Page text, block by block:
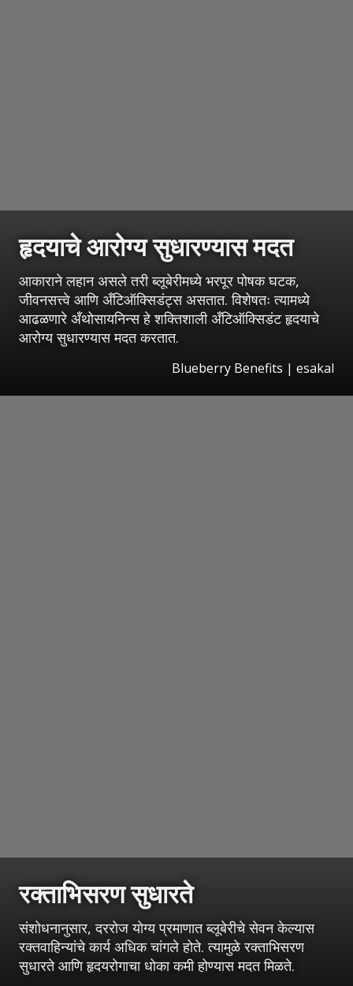
हृदयाचे आरोग्य सुधारण्यास मदत
आकाराने लहान असले तरी ब्लूबेरीमध्ये भरपूर पोषक घटक,
जीवनसत्त्वे आणि अँटिऑक्सिडंट्स असतात. विशेषतः त्यामध्ये
आढळणारे अँथोसायनिन्स हे शक्तिशाली अँटिऑक्सिडंट हृदयाचे
आरोग्य सुधारण्यास मदत करतात.
Blueberry Benefits | esakal
रक्ताभिसरण सुधारते
संशोधनानुसार, दररोज योग्य प्रमाणात ब्लूबेरीचे सेवन केल्यास
रक्तवाहिन्यांचे कार्य अधिक चांगले होते. त्यामुळे रक्ताभिसरण
सुधारते आणि हृदयरोगाचा धोका कमी होण्यास मदत मिळते.